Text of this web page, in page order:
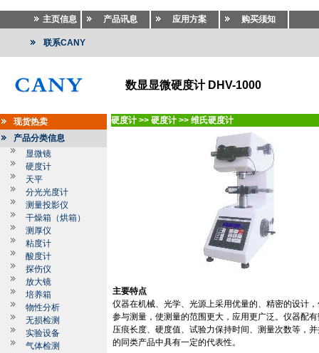
主页信息 产品讯息 应用方案 购买须知
联系CANY
数显显微硬度计 DHV-1000
现货热卖
产品分类信息
显微镜
硬度计
天平
分光光度计
测量投影仪
干燥箱（烘箱）
测厚仪
粘度计
酸度计
探伤仪
放大镜
培养箱
物性分析
无损检测
实验设备
气体检测
硬度计 >> 硬度计 >> 维氏硬度计
主要特点
仪器在机械、光学、光源上采用优量的、精密的设计
参与测量，使测量的范围更大，应用更广泛。仪器配
压痕长度、硬度值、试验力保持时间、测量次数等，
的同类产品中具有一定的代表性。